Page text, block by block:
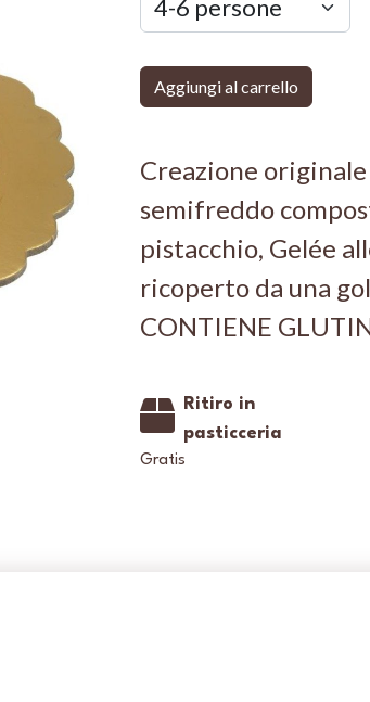
Aggiungi al carrello
Creazione
semifreddo
pistacchio, Gelée
ricoperto da una
CONTIENE
Ritiro in
pasticceria
Gratis